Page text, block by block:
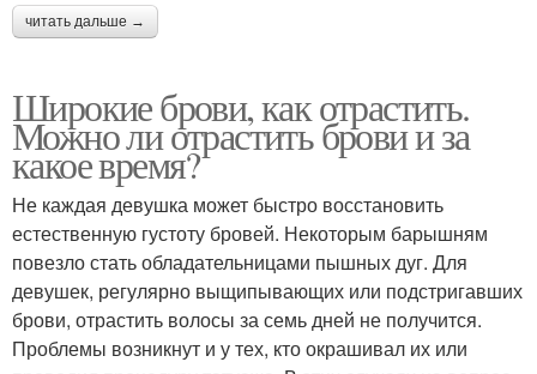
читать дальше →
Широкие брови, как отрастить.
Можно ли отрастить брови и за
какое время?
Не каждая девушка может быстро восстановить
естественную густоту бровей. Некоторым барышням
повезло стать обладательницами пышных дуг. Для
девушек, регулярно выщипывающих или подстригавших
брови, отрастить волосы за семь дней не получится.
Проблемы возникнут и у тех, кто окрашивал их или